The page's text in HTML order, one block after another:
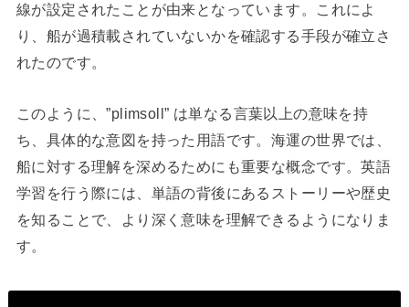
線が設定されたことが由来となっています。これによ
り、船が過積載されていないかを確認する手段が確立さ
れたのです。
このように、”plimsoll” は単なる言葉以上の意味を持
ち、具体的な意図を持った用語です。海運の世界では、
船に対する理解を深めるためにも重要な概念です。英語
学習を行う際には、単語の背後にあるストーリーや歴史
を知ることで、より深く意味を理解できるようになりま
す。